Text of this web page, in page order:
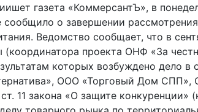
газета «КоммерсантЪ», в
сообщило о завершении
Ведомство сообщает, что в
(координатора проекта ОНФ «За
которых возбуждено дело
ООО «Торговый Дом СПП»,
ст. 11 закона «О защите